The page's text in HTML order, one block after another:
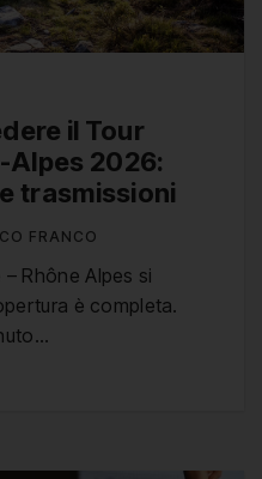
il Tour
Alpes 2026:
trasmissioni
FRANCO
Rhône Alpes si
è completa.